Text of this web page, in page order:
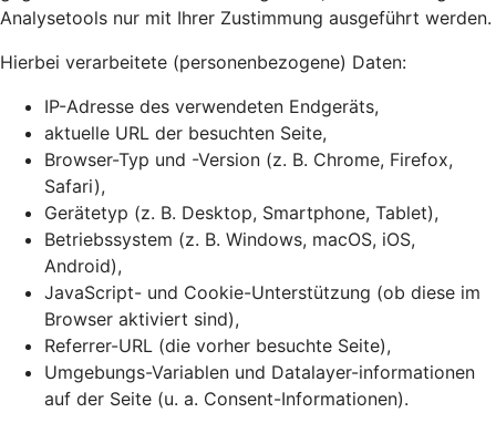
Analysetools nur mit Ihrer Zustimmung ausgeführt werden.
Hierbei verarbeitete (personenbezogene) Daten:
IP-Adresse des verwendeten Endgeräts,
aktuelle URL der besuchten Seite,
Browser-Typ und -Version (z. B. Chrome, Firefox,
Safari),
Gerätetyp (z. B. Desktop, Smartphone, Tablet),
Betriebssystem (z. B. Windows, macOS, iOS,
Android),
JavaScript- und Cookie-Unterstützung (ob diese im
Browser aktiviert sind),
Referrer-URL (die vorher besuchte Seite),
Umgebungs-Variablen und Datalayer-informationen
auf der Seite (u. a. Consent-Informationen).